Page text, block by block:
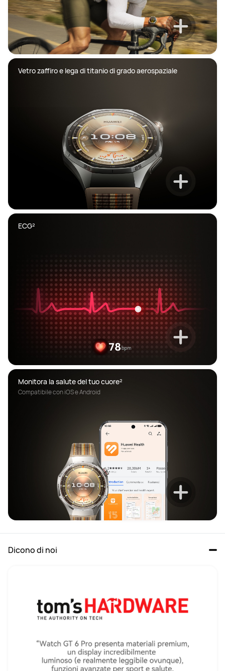
Vetro zaffiro e lega di titanio di grado aerospaziale
ECG²
Monitora la salute del tuo cuore²
Compatibile con iOS e Android
Dicono di noi